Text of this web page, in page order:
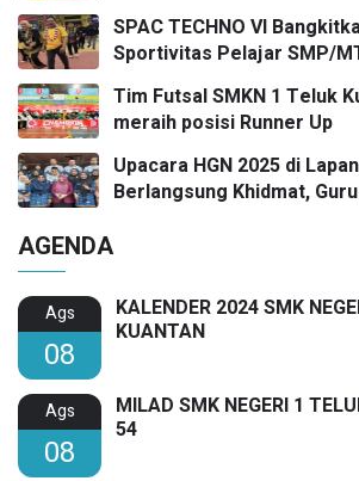
SPAC TECHNO VI
Sportivitas Pelajar SMP/
Tim Futsal SMKN 1 Teluk
meraih posisi Runner Up
Upacara HGN 2025 di
Berlangsung Khidmat,
AGENDA
Ags
08
KALENDER 2024 SMK
KUANTAN
Ags
08
MILAD SMK NEGERI 1
54